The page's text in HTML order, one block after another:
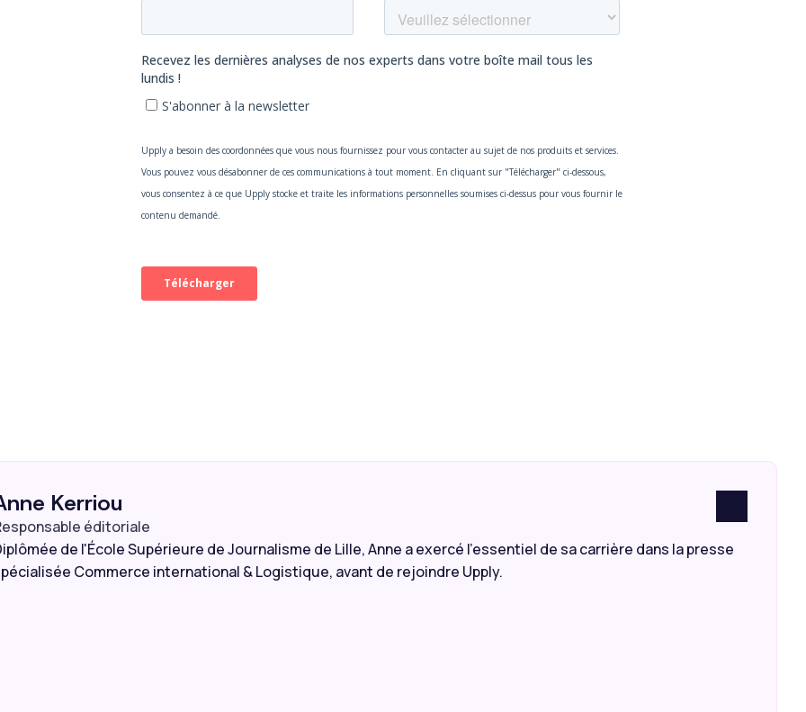
Kerriou
éditoriale
de l'École Supérieure de Journalisme de Lille, Anne a exercé l’essentiel de sa carrière dans la presse
Commerce international & Logistique, avant de rejoindre Upply.